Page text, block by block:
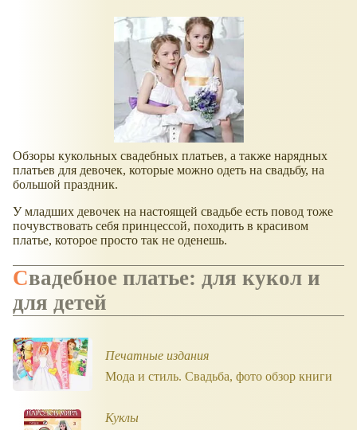
Обзоры кукольных свадебных платьев, а также нарядных
платьев для девочек, которые можно одеть на свадьбу, на
большой праздник.
У младших девочек на настоящей свадьбе есть повод тоже
почувствовать себя принцессой, походить в красивом
платье, которое просто так не оденешь.
Свадебное платье: для кукол и
для детей
Печатные издания
Мода и стиль. Свадьба, фото обзор книги
Куклы